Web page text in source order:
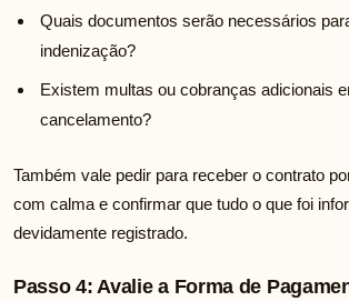
Quais documentos serão necessários
indenização?
Existem multas ou cobranças adicionais
cancelamento?
Também vale pedir para receber o contrato
com calma e confirmar que tudo o que foi
devidamente registrado.
Passo 4: Avalie a Forma de